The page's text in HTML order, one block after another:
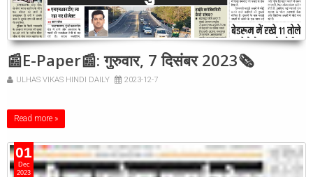
📰E-Paper📰: गुरुवार, 7 दिसंबर 2023🗞
ULHAS VIKAS HINDI DAILY 2023-12-7
Read more »
01
Dec
2023